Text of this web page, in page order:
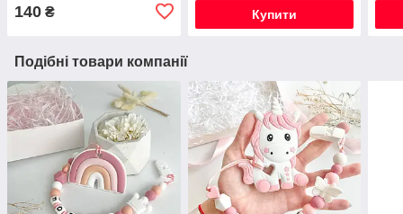
140 ₴ Купити
Подібні товари компанії